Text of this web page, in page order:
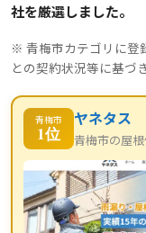
社を厳選しました。
※ 青梅市カテゴリに登
との契約状況等に基づ
青梅市
1位
ヤネタス
青梅市の屋